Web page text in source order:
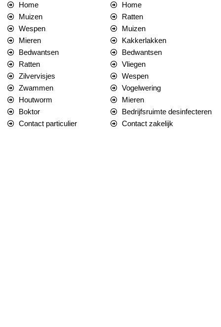
Home
Muizen
Wespen
Mieren
Bedwantsen
Ratten
Zilvervisjes
Zwammen
Houtworm
Boktor
Contact particulier
Home
Ratten
Muizen
Kakkerlakken
Bedwantsen
Vliegen
Wespen
Vogelwering
Mieren
Bedrijfsruimte desinfecteren
Contact zakelijk